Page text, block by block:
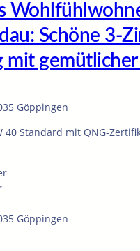
Schöne 3-
mit gemütlicher
Göppingen
40 Standard mit QNG-
Göppingen